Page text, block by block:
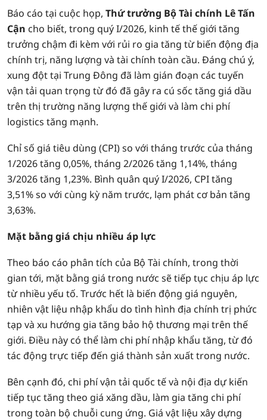
Báo cáo tại cuộc họp, Thứ trưởng Bộ Tài chính Lê Tấn
Cận cho biết, trong quý I/2026, kinh tế thế giới tăng
trưởng chậm đi kèm với rủi ro gia tăng từ biến động địa
chính trị, năng lượng và tài chính toàn cầu. Đáng chú ý,
xung đột tại Trung Đông đã làm gián đoạn các tuyến
vận tải quan trọng từ đó đã gây ra cú sốc tăng giá dầu
trên thị trường năng lượng thế giới và làm chi phí
logistics tăng mạnh.
Chỉ số giá tiêu dùng (CPI) so với tháng trước của tháng
1/2026 tăng 0,05%, tháng 2/2026 tăng 1,14%, tháng
3/2026 tăng 1,23%. Bình quân quý I/2026, CPI tăng
3,51% so với cùng kỳ năm trước, lạm phát cơ bản tăng
3,63%.
Mặt bằng giá chịu nhiều áp lực
Theo báo cáo phân tích của Bộ Tài chính, trong thời
gian tới, mặt bằng giá trong nước sẽ tiếp tục chịu áp lực
từ nhiều yếu tố. Trước hết là biến động giá nguyên,
nhiên vật liệu nhập khẩu do tình hình địa chính trị phức
tạp và xu hướng gia tăng bảo hộ thương mại trên thế
giới. Điều này có thể làm chi phí nhập khẩu tăng, từ đó
tác động trực tiếp đến giá thành sản xuất trong nước.
Bên cạnh đó, chi phí vận tải quốc tế và nội địa dự kiến
tiếp tục tăng theo giá xăng dầu, làm gia tăng chi phí
trong toàn bộ chuỗi cung ứng. Giá vật liệu xây dựng